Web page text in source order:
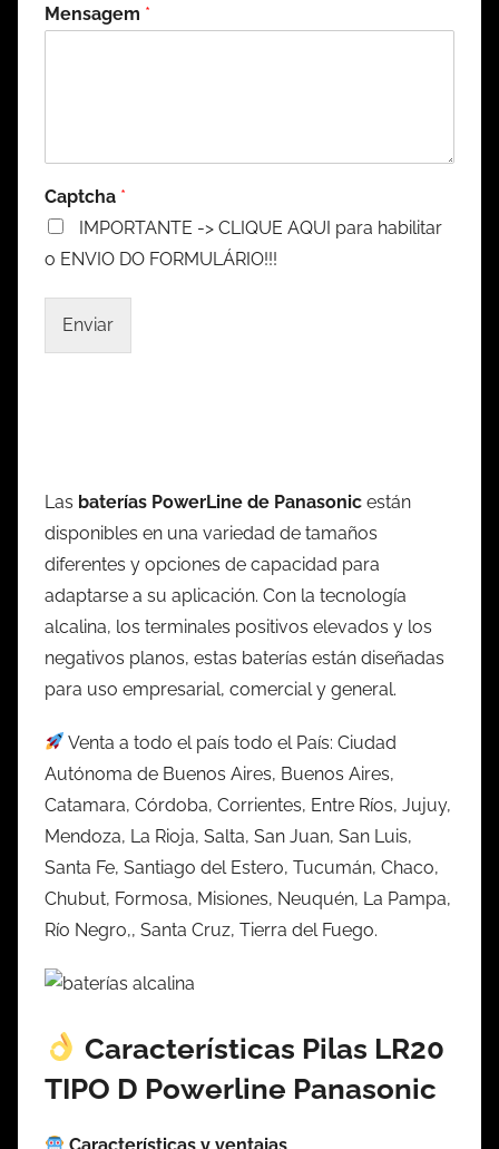
Mensagem *
Captcha *
IMPORTANTE -> CLIQUE AQUI para habilitar
o ENVIO DO FORMULÁRIO!!!
Enviar
Las baterías PowerLine de Panasonic están
disponibles en una variedad de tamaños
diferentes y opciones de capacidad para
adaptarse a su aplicación. Con la tecnología
alcalina, los terminales positivos elevados y los
negativos planos, estas baterías están diseñadas
para uso empresarial, comercial y general.
Venta a todo el país todo el País: Ciudad
Autónoma de Buenos Aires, Buenos Aires,
Catamara, Córdoba, Corrientes, Entre Ríos, Jujuy,
Mendoza, La Rioja, Salta, San Juan, San Luis,
Santa Fe, Santiago del Estero, Tucumán, Chaco,
Chubut, Formosa, Misiones, Neuquén, La Pampa,
Río Negro,, Santa Cruz, Tierra del Fuego.
Características Pilas LR20
TIPO D Powerline Panasonic